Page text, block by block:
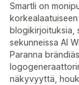
Smartli on
blogikirjoituksia,
sekunneissa AI
Paranna
näkyvyyttä,